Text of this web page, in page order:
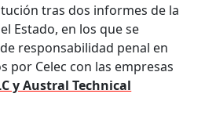
tras dos informes de la
Estado, en los que se
responsabilidad penal en
por Celec con las empresas
y Austral Technical